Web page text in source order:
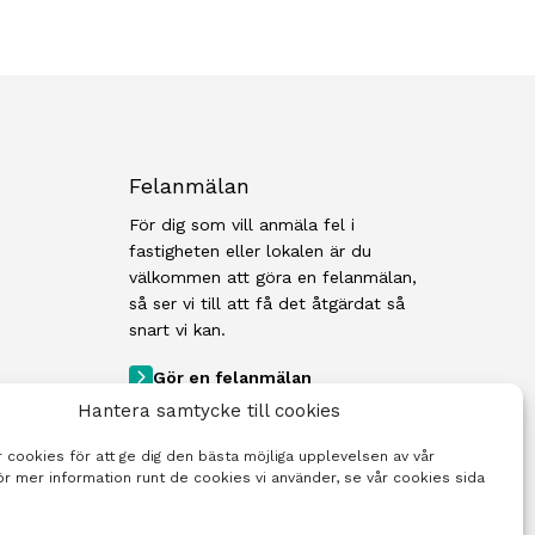
Hantera samtycke till cookies
cookies för att ge dig den bästa möjliga upplevelsen av vår
mer information runt de cookies vi använder, se vår cookies sida
Felanmälan
För dig som vill anmäla fel i
fastigheten eller lokalen är du
välkommen att göra en felanmälan,
så ser vi till att få det åtgärdat så
snart vi kan.
Gör en felanmälan